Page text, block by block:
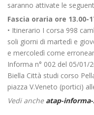
saranno attivate le
Fascia oraria ore 13.00-
• Itinerario I corsa 998
soli giorni di martedì e
e mercoledì come
Informa n° 002 del 05/01/
Biella Città studi corso
piazza V.Veneto (portici)
Vedi anche atap-informa-